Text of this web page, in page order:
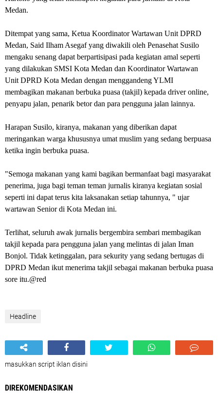
Medan.
Ditempat yang sama, Ketua Koordinator Wartawan Unit DPRD
Medan, Said Ilham Asegaf yang diwakili oleh Penasehat Susilo
mengaku senang dapat berpartisipasi pada kegiatan amal seperti
yang dilakukan SMSI Kota Medan dan Koordinator Wartawan
Unit DPRD Kota Medan dengan menggandeng YLMI
membagikan makanan berbuka puasa (takjil) kepada driver online,
penyapu jalan, penarik betor dan para pengguna jalan lainnya.
Harapan Susilo, kiranya, makanan yang diberikan dapat
meringankan warga khususnya umat muslim yang sedang berpuasa
ketika ingin berbuka puasa.
"Semoga makanan yang kami bagikan bermanfaat bagi masyarakat
penerima, juga bagi teman teman jurnalis kiranya kegiatan sosial
seperti ini dapat terus kita laksanakan setiap tahunnya, " ujar
wartawan Senior di Kota Medan ini.
Terlihat, seluruh awak jurnalis bergembira sembari membagikan
takjil kepada para pengguna jalan yang melintas di jalan Iman
Bonjol. Tidak ketinggalan, para sekurity yang sedang bertugas di
DPRD Medan ikut menerima takjil sebagai makanan berbuka puasa
sore itu.@red
Headline
masukkan script iklan disini
DIREKOMENDASIKAN